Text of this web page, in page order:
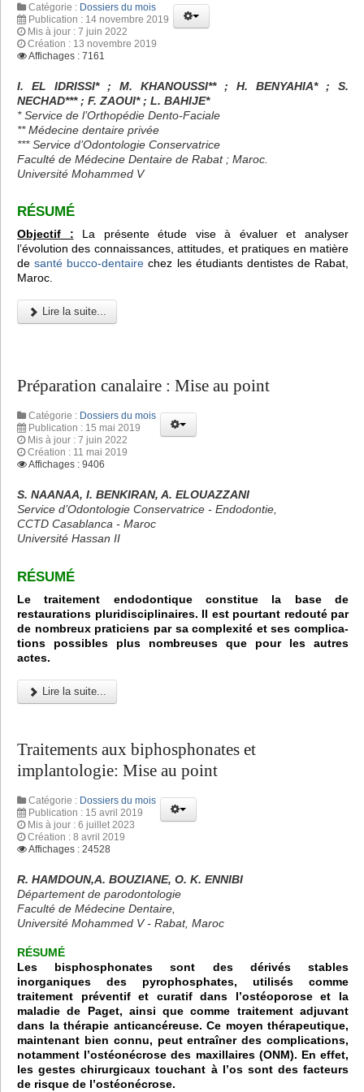
Catégorie : Dossiers du mois
Publication : 14 novembre 2019
Mis à jour : 7 juin 2022
Création : 13 novembre 2019
Affichages : 7161
I. EL IDRISSI* ; M. KHANOUSSI** ; H. BENYAHIA* ; S.
NECHAD*** ; F. ZAOUI* ; L. BAHIJE*
* Service de l’Orthopédie Dento-Faciale
** Médecine dentaire privée
*** Service d’Odontologie Conservatrice
Faculté de Médecine Dentaire de Rabat ; Maroc.
Université Mohammed V
RÉSUMÉ
Objectif : La présente étude vise à évaluer et analyser
l’évolution des connaissances, attitudes, et pratiques en matière
desanté bucco-dentaire chez les étudiants dentistes de Rabat,
Maroc.
Lire la suite...
Préparation canalaire : Mise au point
Catégorie : Dossiers du mois
Publication : 15 mai 2019
Mis à jour : 7 juin 2022
Création : 11 mai 2019
Affichages : 9406
S. NAANAA, I. BENKIRAN, A. ELOUAZZANI
Service d’Odontologie Conservatrice - Endodontie,
CCTD Casablanca - Maroc
Université Hassan II
RÉSUMÉ
Le traitement endodontique constitue la base de
restaurations pluridisciplinaires. Il est pourtant redouté par
de nombreux praticiens par sa complexité et ses complica-
tions possibles plus nombreuses que pour les autres
actes.
Lire la suite...
Traitements aux biphosphonates et
implantologie: Mise au point
Catégorie : Dossiers du mois
Publication : 15 avril 2019
Mis à jour : 6 juillet 2023
Création : 8 avril 2019
Affichages : 24528
R. HAMDOUN,A. BOUZIANE, O. K. ENNIBI
Département de parodontologie
Faculté de Médecine Dentaire,
Université Mohammed V - Rabat, Maroc
RÉSUMÉ
Les bisphosphonates sont des dérivés stables
inorganiques des pyrophosphates, utilisés comme
traitement préventif et curatif dans l’ostéoporose et la
maladie de Paget, ainsi que comme traitement adjuvant
dans la thérapie anticancéreuse. Ce moyen thérapeutique,
maintenant bien connu, peut entraîner des complications,
notamment l’ostéonécrose des maxillaires (ONM). En effet,
les gestes chirurgicaux touchant à l’os sont des facteurs
de risque de l’ostéonécrose.